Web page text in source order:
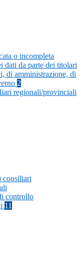
o incompleta
dati da parte dei titolari
di amministrazione, di
2
regionali/provinciali
consiliari
controllo
11